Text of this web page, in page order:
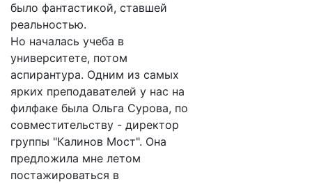
было фантастикой, ставшей
реальностью.
Но началась учеба в
университете, потом
аспирантура. Одним из самых
ярких преподавателей у нас на
филфаке была Ольга Сурова, по
совместительству - директор
группы "Калинов Мост". Она
предложила мне летом
постажироваться в